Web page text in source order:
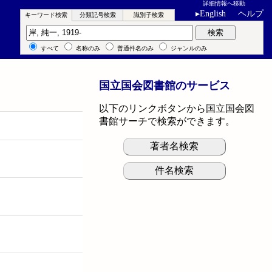
詳細情報へ移動
▸English ヘルプ
キーワード検索 分類記号検索 識別子検索
キーワード検索 検索
すべて 名称のみ 普通件名のみ ジャンルのみ
国立国会図書館のサービス
以下のリンクボタンから国立国会図
書館サーチで検索ができます。
著者名検索
件名検索